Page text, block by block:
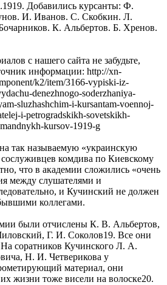
Добавились курсанты: Ф.
И. Иванов. С. Скобкин. Л.
К. Альбертов. Б. Хренов.
с нашего сайта не забудьте,
информации: http://xn-
k2/item/3166-vypiski-iz-
denezhnogo-soderzhaniya-
sluzhashchim-i-kursantam-voennoj-
i-petrogradskikh-sovetskikh-
kursov-1919-g
так называемую «украинскую
комдива по Киевскому
что в академии сложились «очень
между слушателями и
и Кучинский не должен
коллегами.
были отчислены К. В. Альбертов,
Г. И. Соколов19. Все они
соратников Кучинского Л. А.
Н. И. Четверикова у
материал, они
жизни тоже висели на волоске20.